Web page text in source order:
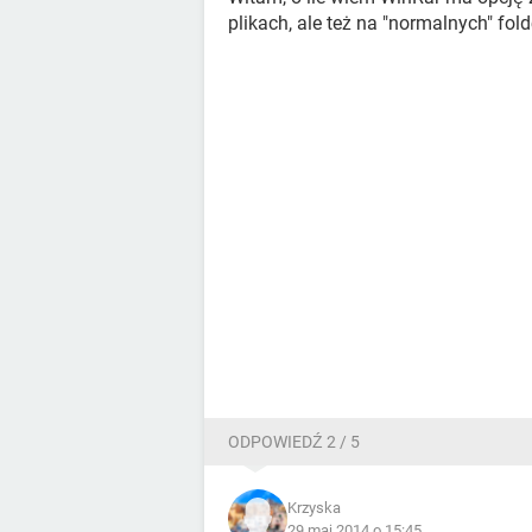
plikach, ale też na "normalnych"
ODPOWIEDŹ 2 / 5
Krzyska